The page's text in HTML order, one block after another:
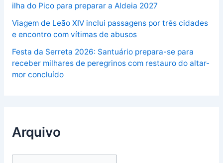
ilha do Pico para preparar a Aldeia 2027
Viagem de Leão XIV inclui passagens por três cidades
e encontro com vítimas de abusos
Festa da Serreta 2026: Santuário prepara-se para
receber milhares de peregrinos com restauro do altar-
mor concluído
Arquivo